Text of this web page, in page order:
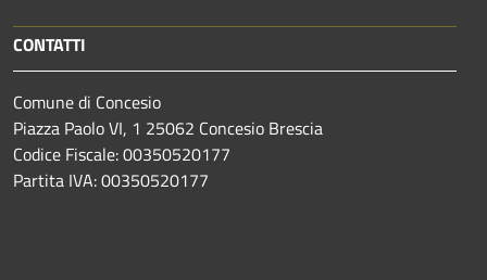
CONTATTI
Comune di Concesio
Piazza Paolo VI, 1 25062 Concesio Brescia
Codice Fiscale: 00350520177
Partita IVA: 00350520177